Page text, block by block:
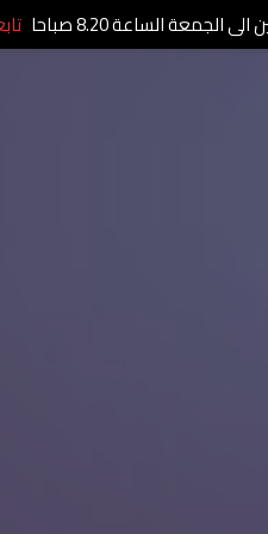
الساعة 8.20 صباحا